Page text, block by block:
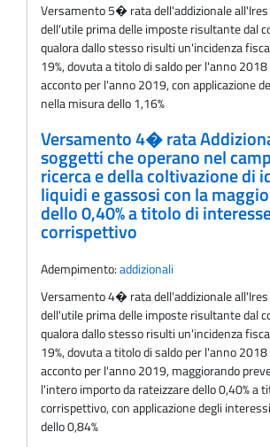
Versamento 5� rata dell'addizionale all'Ires
dell'utile prima delle imposte risultante dal
qualora dallo stesso risulti un'incidenza
19%, dovuta a titolo di saldo per l'anno
acconto per l'anno 2019, con applicazione
nella misura dello 1,16%
Versamento 4� rata
soggetti che operano nel
ricerca e della coltivazione di
liquidi e gassosi con la
dello 0,40% a titolo di
corrispettivo
Adempimento:addizionali
Versamento 4� rata dell'addizionale all'Ires
dell'utile prima delle imposte risultante dal
qualora dallo stesso risulti un'incidenza
19%, dovuta a titolo di saldo per l'anno
acconto per l'anno 2019, maggiorando
l'intero importo da rateizzare dello 0,40% a
corrispettivo, con applicazione degli
dello 0,84%